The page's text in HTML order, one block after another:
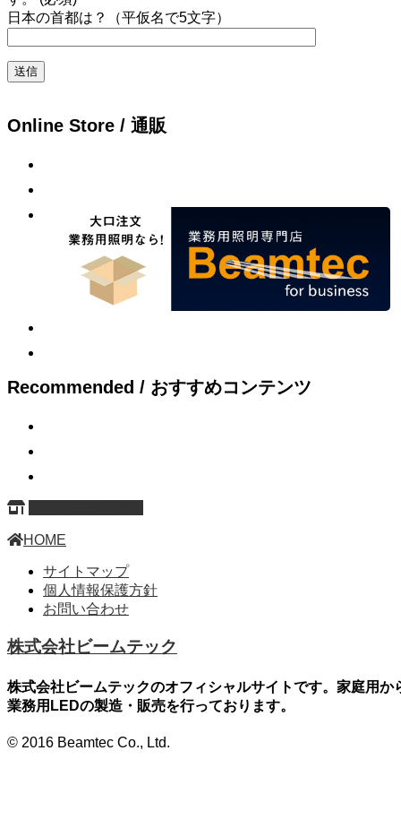
日本の首都は？（平仮名で5文字）
Online Store / 通販
Recommended / おすすめコンテンツ
HOME
サイトマップ
個人情報保護方針
お問い合わせ
株式会社ビームテック
株式会社ビームテックのオフィシャルサイトです。家庭用か
業務用LEDの製造・販売を行っております。
© 2016 Beamtec Co., Ltd.